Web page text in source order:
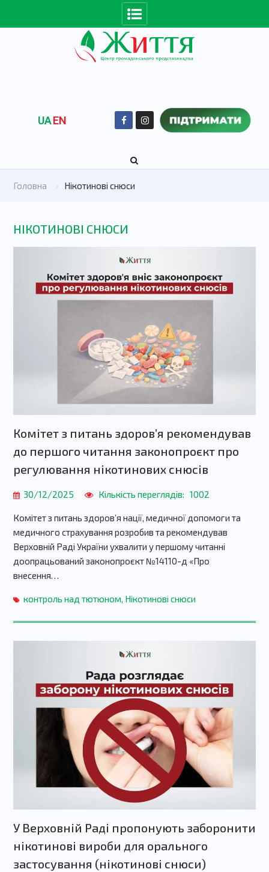
UAEN
Головна Нікотинові снюси
НІКОТИНОВІ СНЮСИ
Комітет з питань здоровʼя рекомендував
до першого читання законопроєкт про
регулювання нікотинових снюсів
30/12/2025 Кількість переглядів: 1002
Комітет з питань здоров’я нації, медичної допомоги та
медичного страхування розробив та рекомендував
Верховній Раді України ухвалити у першому читанні
доопрацьований законопроєкт №14110-д «Про
внесення…
контроль над тютюном, Нікотинові снюси
У Верховній Раді пропонують заборонити
нікотинові вироби для орального
застосування (нікотинові снюси)